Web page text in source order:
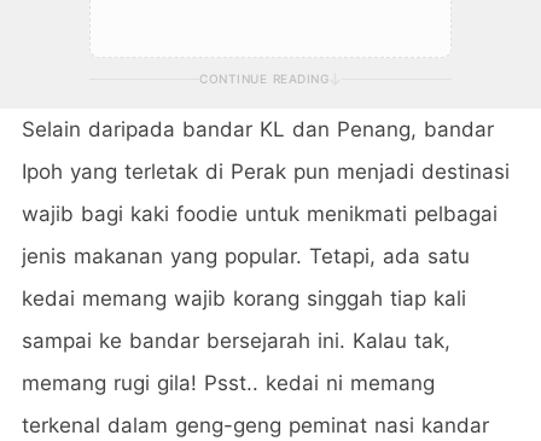
CONTINUE READING
Selain daripada bandar KL dan Penang, bandar
Ipoh yang terletak di Perak pun menjadi destinasi
wajib bagi kaki foodie untuk menikmati pelbagai
jenis makanan yang popular. Tetapi, ada satu
kedai memang wajib korang singgah tiap kali
sampai ke bandar bersejarah ini. Kalau tak,
memang rugi gila! Psst.. kedai ni memang
terkenal dalam geng-geng peminat nasi kandar